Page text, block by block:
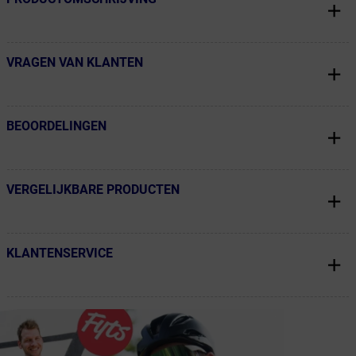
← Terug naar productnavigatie
VRAGEN VAN KLANTEN
← Terug naar productnavigatie
BEOORDELINGEN
← Terug naar productnavigatie
VERGELIJKBARE PRODUCTEN
← Terug naar productnavigatie
KLANTENSERVICE